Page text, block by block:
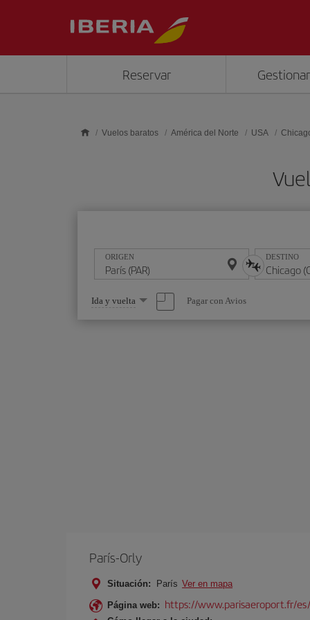
Reservar
Vuelos baratos América del Norte USA
ORIGEN DESTINO
Seleccione
una
opción
Ida y vuelta Pagar con Avios
París-Orly
Situación: París Ver en mapa
Página web: https://www.parisaeroport.fr/